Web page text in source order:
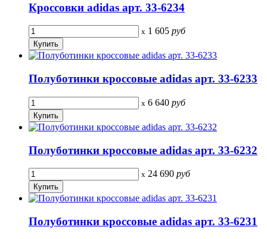
Кроссовки adidas арт. 33-6234
x 1 605 руб
Полуботинки кроссовые adidas арт. 33-6233
x 6 640 руб
Полуботинки кроссовые adidas арт. 33-6232
x 24 690 руб
Полуботинки кроссовые adidas арт. 33-6231